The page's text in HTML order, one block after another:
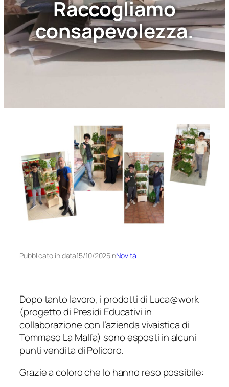
Raccogliamo
consapevolezza.
Pubblicato in data15/10/2025inNovità
Dopo tanto lavoro, i prodotti di Luca@work
(progetto di Presidi Educativi in
collaborazione con l’azienda vivaistica di
Tommaso La Malfa) sono esposti in alcuni
punti vendita di Policoro.
Grazie a coloro che lo hanno reso possibile: